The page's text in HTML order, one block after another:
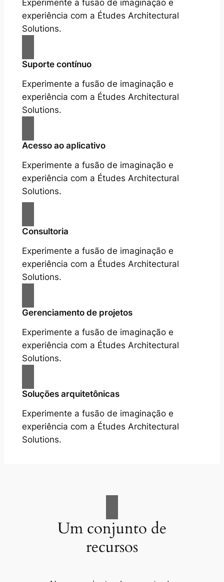
Experimente a fusão de imaginação e
experiência com a Études Architectural
Solutions.
Suporte contínuo
Experimente a fusão de imaginação e
experiência com a Études Architectural
Solutions.
Acesso ao aplicativo
Experimente a fusão de imaginação e
experiência com a Études Architectural
Solutions.
Consultoria
Experimente a fusão de imaginação e
experiência com a Études Architectural
Solutions.
Gerenciamento de projetos
Experimente a fusão de imaginação e
experiência com a Études Architectural
Solutions.
Soluções arquitetônicas
Experimente a fusão de imaginação e
experiência com a Études Architectural
Solutions.
Um conjunto de
recursos